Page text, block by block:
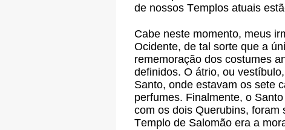
de nossos Templos atuais
Cabe neste momento, meus
Ocidente, de tal sorte que a
rememoração dos costumes
definidos. O átrio, ou
Santo, onde estavam os sete
perfumes. Finalmente, o
com os dois Querubins,
Templo de Salomão era a